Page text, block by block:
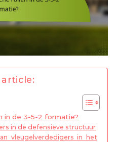
in de 3-5-2 formatie?
in de defensieve structuur
vleugelverdedigers in het